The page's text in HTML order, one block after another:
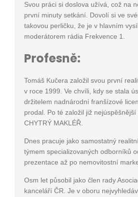
Svou práci si doslova užívá, což na
první minuty setkání. Dovolí si ve
takovou perličku, že je v hlavním
moderátorem rádia Frekvence 1.
Profesně:
Tomáš Kučera založil svou první
v roce 1999. Ve chvíli, kdy se stala
držitelem nadnárodní franšízové
prodal. Po té založil již
CHYTRÝ MAKLÉŘ.
Dnes pracuje jako samostatný
týmem specializovaných odborníků
prezentace až po nemovitostní
Osm let působil jako člen rady
kanceláří ČR. Je v oboru